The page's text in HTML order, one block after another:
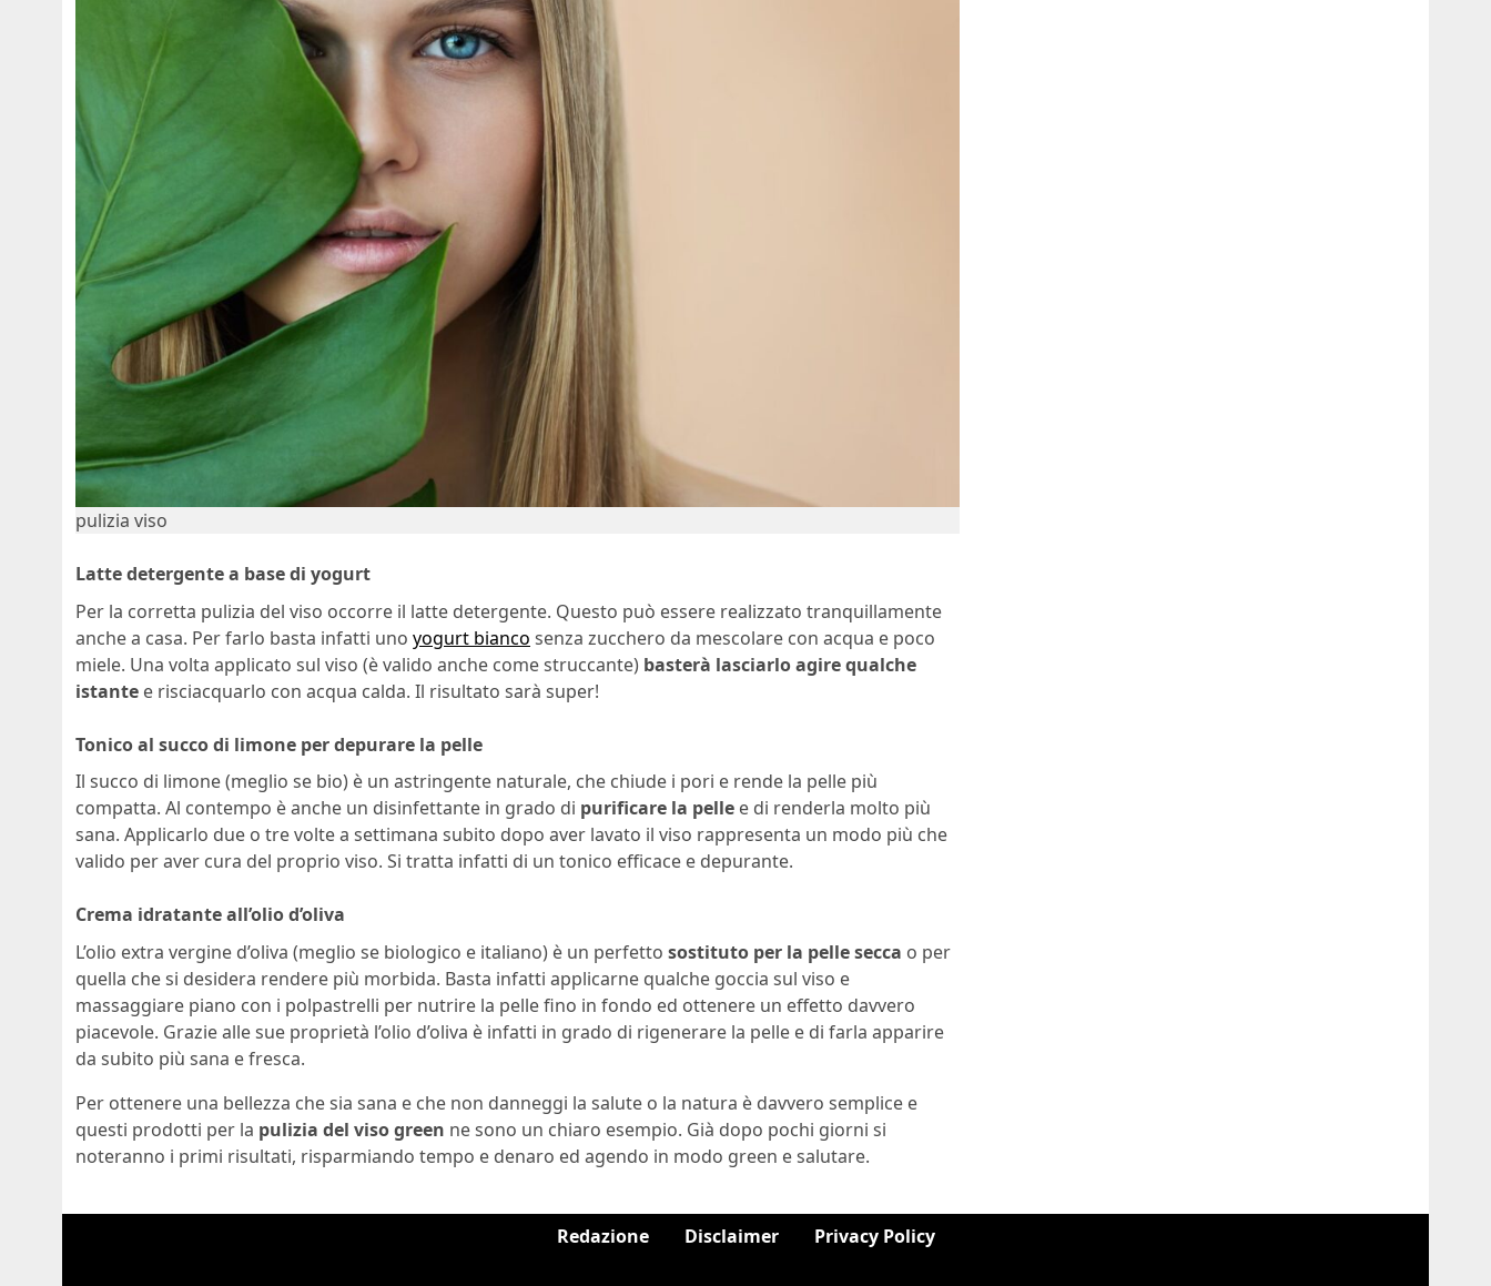
pulizia viso
Latte detergente a base di yogurt
Per la corretta pulizia del viso occorre il latte detergente. Questo può essere realizzato tranquillamente
anche a casa. Per farlo basta infatti uno yogurt bianco senza zucchero da mescolare con acqua e poco
miele. Una volta applicato sul viso (è valido anche come struccante) basterà lasciarlo agire qualche
istante e risciacquarlo con acqua calda. Il risultato sarà super!
Tonico al succo di limone per depurare la pelle
Il succo di limone (meglio se bio) è un astringente naturale, che chiude i pori e rende la pelle più
compatta. Al contempo è anche un disinfettante in grado di purificare la pelle e di renderla molto più
sana. Applicarlo due o tre volte a settimana subito dopo aver lavato il viso rappresenta un modo più che
valido per aver cura del proprio viso. Si tratta infatti di un tonico efficace e depurante.
Crema idratante all’olio d’oliva
L’olio extra vergine d’oliva (meglio se biologico e italiano) è un perfetto sostituto per la pelle secca o per
quella che si desidera rendere più morbida. Basta infatti applicarne qualche goccia sul viso e
massaggiare piano con i polpastrelli per nutrire la pelle fino in fondo ed ottenere un effetto davvero
piacevole. Grazie alle sue proprietà l’olio d’oliva è infatti in grado di rigenerare la pelle e di farla apparire
da subito più sana e fresca.
Per ottenere una bellezza che sia sana e che non danneggi la salute o la natura è davvero semplice e
questi prodotti per la pulizia del viso green ne sono un chiaro esempio. Già dopo pochi giorni si
noteranno i primi risultati, risparmiando tempo e denaro ed agendo in modo green e salutare.
Redazione Disclaimer Privacy Policy